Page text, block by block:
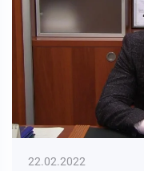
22.02.2022